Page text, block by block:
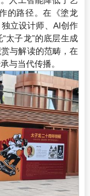
的路径。在《塗龙
立设计师、AI创作
太子龙”的底层生成
与解读的范畴，在
与当代传播。